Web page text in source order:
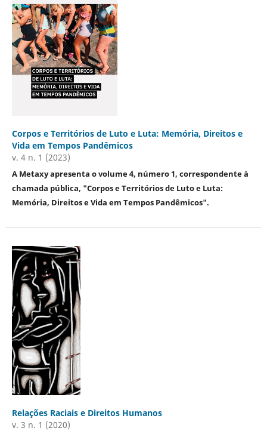
Corpos e Territórios de Luto e Luta: Memória, Direitos e
Vida em Tempos Pandêmicos
v. 4 n. 1 (2023)
A Metaxy apresenta o volume 4, número 1, correspondente à
chamada pública, "Corpos e Territórios de Luto e Luta:
Memória, Direitos e Vida em Tempos Pandêmicos".
Relações Raciais e Direitos Humanos
v. 3 n. 1 (2020)